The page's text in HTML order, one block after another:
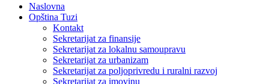
Naslovna
Opština Tuzi
Kontakt
Sekretarijat za finansije
Sekretarijat za lokalnu samoupravu
Sekretarijat za urbanizam
Sekretarijat za poljoprivredu i ruralni razvoj
Sekretarijat za imovinu